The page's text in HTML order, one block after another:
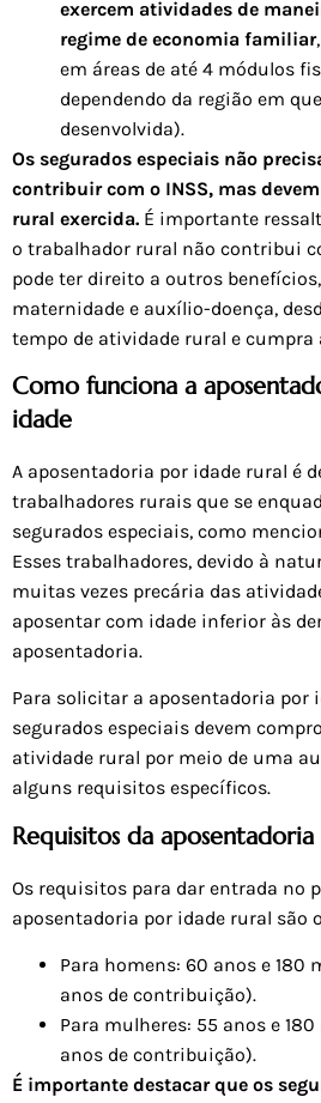
exercem atividades de
regime de economia familiar
em áreas de até 4 módulos
dependendo da região em
desenvolvida).
Os segurados especiais não
contribuir com o INSS, mas
rural exercida. É importante
o trabalhador rural não contribui
pode ter direito a outros
maternidade e auxílio-doença,
tempo de atividade rural e cumpra
Como funciona a
idade
A aposentadoria por idade rural é
trabalhadores rurais que se
segurados especiais, como
Esses trabalhadores, devido à
muitas vezes precária das
aposentar com idade inferior às
aposentadoria.
Para solicitar a aposentadoria por
segurados especiais devem
atividade rural por meio de uma
alguns requisitos específicos.
Requisitos da
Os requisitos para dar entrada no
aposentadoria por idade rural são
Para homens: 60 anos e 180
anos de contribuição).
Para mulheres: 55 anos e
anos de contribuição).
É importante destacar que os